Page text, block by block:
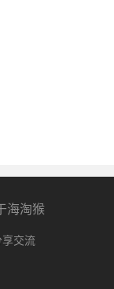
海淘猴
享交流